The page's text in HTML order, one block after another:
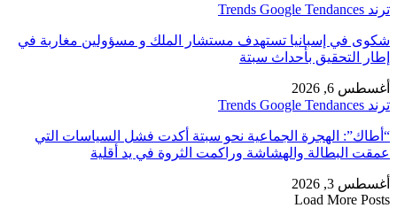
ترند Trends Google Tendances
شكوى في إسبانيا تستهدف مستشار الملك و مسؤولين مغاربة في
إطار التحقيق بأحداث سبتة
أغسطس 6, 2026
ترند Trends Google Tendances
“أطاك”: الهجرة الجماعية نحو سبتة أكدت فشل السياسات التي
عمقت البطالة والهشاشة وراكمت الثروة في يد أقلية
أغسطس 3, 2026
Load More Posts